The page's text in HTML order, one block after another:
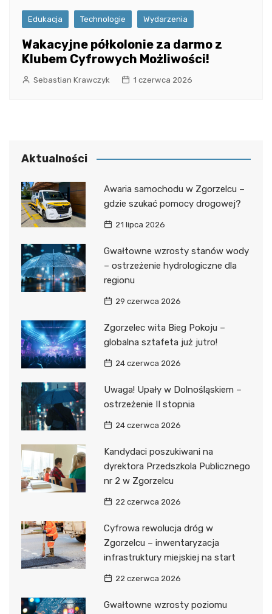
Edukacja Technologie Wydarzenia
Wakacyjne półkolonie za darmo z
Klubem Cyfrowych Możliwości!
Sebastian Krawczyk 1 czerwca 2026
Aktualności
Awaria samochodu w Zgorzelcu –
gdzie szukać pomocy drogowej?
21 lipca 2026
Gwałtowne wzrosty stanów wody
– ostrzeżenie hydrologiczne dla
regionu
29 czerwca 2026
Zgorzelec wita Bieg Pokoju –
globalna sztafeta już jutro!
24 czerwca 2026
Uwaga! Upały w Dolnośląskiem –
ostrzeżenie II stopnia
24 czerwca 2026
Kandydaci poszukiwani na
dyrektora Przedszkola Publicznego
nr 2 w Zgorzelcu
22 czerwca 2026
Cyfrowa rewolucja dróg w
Zgorzelcu – inwentaryzacja
infrastruktury miejskiej na start
22 czerwca 2026
Gwałtowne wzrosty poziomu